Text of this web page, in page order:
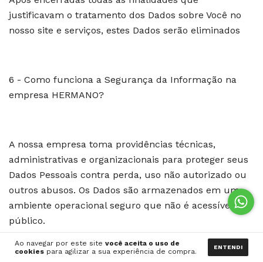
Ao navegar por este site você aceita o uso de
cookies para agilizar a sua experiência de compra.
ENTENDI
justificavam o tratamento dos Dados sobre Você no
nosso site e serviços, estes Dados serão eliminados
6 - Como funciona a Segurança da Informação na
empresa HERMANO?
A nossa empresa toma providências técnicas,
administrativas e organizacionais para proteger seus
Dados Pessoais contra perda, uso não autorizado ou
outros abusos. Os Dados são armazenados em um
ambiente operacional seguro que não é acessível ao
público.